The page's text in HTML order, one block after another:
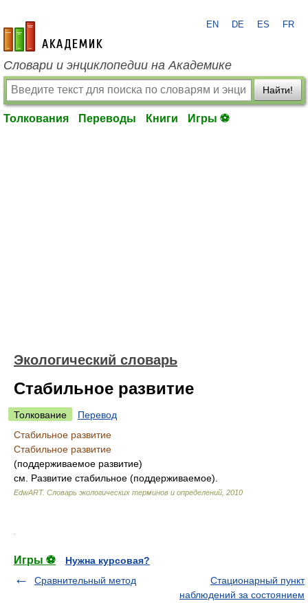
academic.ru
EN DE ES FR
Словари и энциклопедии на Академике
Найти!
Толкования Переводы Книги Игры ⚽
Экологический словарь
Стабильное развитие
Толкование
Перевод
Стабильное развитие
Стабильное развитие
(поддерживаемое развитие)
см. Развитие стабильное (поддерживаемое).
EdwART. Словарь экологических терминов и определений 2010
Игры ⚽
Нужна курсовая?
Сравнительный метод
Стационарный пункт
наблюдений за состоянием